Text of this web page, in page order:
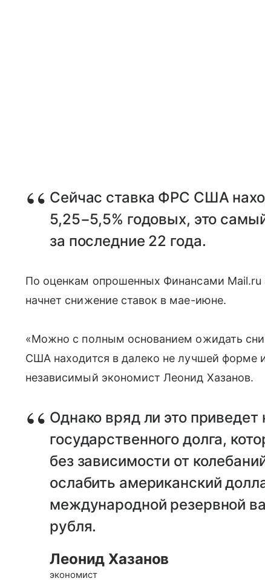
Сейчас ставка ФРС США
5,25−5,5% годовых, это
за последние 22 года.
По оценкам опрошенных Финансами Mail.ru
начнет снижение ставок в мае-июне.
«Можно с полным основанием ожидать
США находится в далеко не лучшей форме
независимый экономист Леонид Хазанов.
Однако вряд ли это
государственного долга,
без зависимости от
ослабить американский
международной резервной
рубля.
Леонид Хазанов
экономист